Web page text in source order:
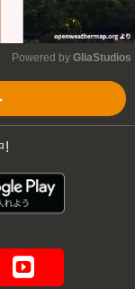
Powered by GliaStudios
!